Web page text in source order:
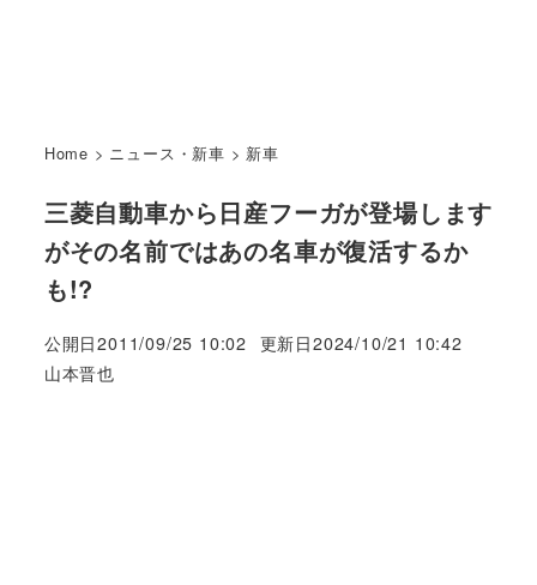
Home > ニュース・新車 > 新車
三菱自動車から日産フーガが登場します
がその名前ではあの名車が復活するか
も!?
公開日2011/09/25 10:02 更新日2024/10/21 10:42
著
山本晋也